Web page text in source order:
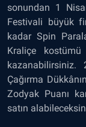
sonundan 1
Festivali büyük
kadar Spin
Kraliçe
kazanabilirsiniz.
Çağırma
Zodyak Puanı
satın